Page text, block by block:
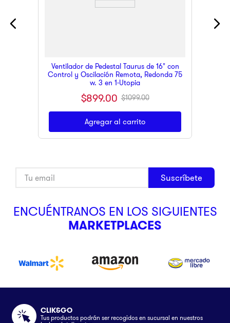
Ventilador de Pedestal Taurus de 16" con
Control y Oscilación Remota, Redonda 75
w. 3 en 1-Utopia
$899.00 $1099.00
Agregar al carrito
Suscríbete
ENCUÉNTRANOS EN LOS SIGUIENTES
MARKETPLACES
CLIK&GO
Tus productos podrán ser recogidos en sucursal en nuestros